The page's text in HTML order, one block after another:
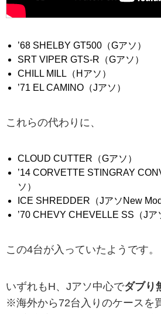
’68 SHELBY GT500（Gアソ）
SRT VIPER GTS-R（Gアソ）
CHILL MILL（Hアソ）
’71 EL CAMINO（Jアソ）
これらの代わりに、
CLOUD CUTTER（Gアソ）
’14 CORVETTE STINGRAY
ソ）
ICE SHREDDER（JアソNew
’70 CHEVY CHEVELLE SS（Jア
この4台が入っていたようです。
いずれもH、Jアソ中心でダブり
※海外から72台入りのケースを